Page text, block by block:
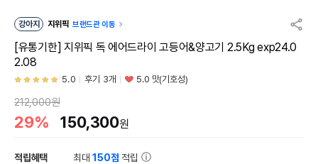
강아지 지위픽 브랜드관 이동
[유통기한] 지위픽 독 에어드라이 고등어&양고기 2.5Kg exp24.0
2.08
5.0 후기 3개 5.0 맛(기호성)
212,000원
29% 150,300원
적립혜택 최대150점 적립